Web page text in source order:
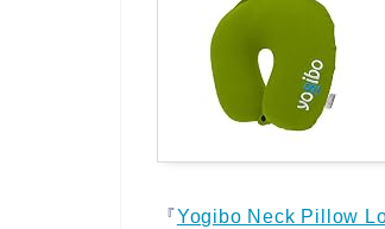
『Yogibo Neck Pillow